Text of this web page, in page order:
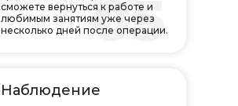
05
Наблюдение
сможете вернуться к работе и
любимым занятиям уже через
несколько дней после операции.